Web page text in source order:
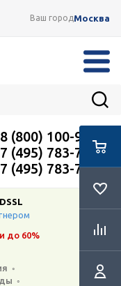
Ваш городМосква
8 (800) 100-91-12
(495) 783-72-87
(495) 783-72-87
до 60%
◦
◦